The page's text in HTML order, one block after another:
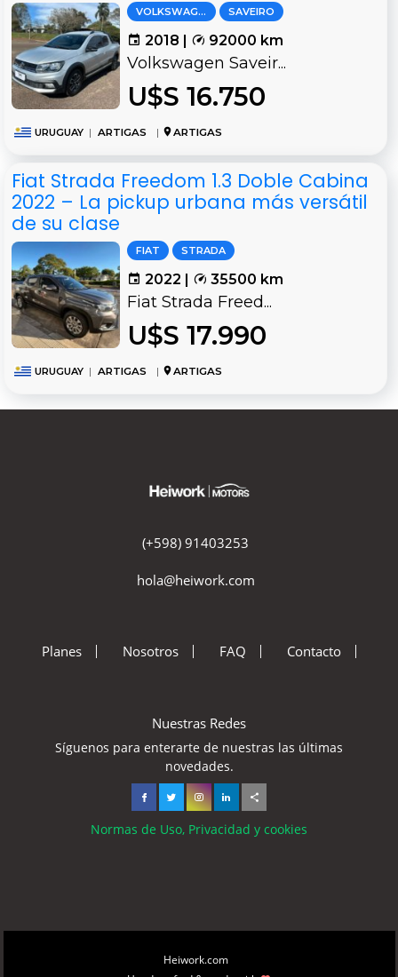
VOLKSWAGEN SAVEIRO
2018 | 92000 km
Volkswagen Saveir...
U$S 16.750
URUGUAY | ARTIGAS | ARTIGAS
Fiat Strada Freedom 1.3 Doble Cabina
2022 – La pickup urbana más versátil
de su clase
FIAT STRADA
2022 | 35500 km
Fiat Strada Freed...
U$S 17.990
URUGUAY | ARTIGAS | ARTIGAS
(+598) 91403253
hola@heiwork.com
Planes Nosotros FAQ Contacto
Nuestras Redes
Síguenos para enterarte de nuestras las últimas
novedades.
Normas de Uso, Privacidad y cookies
Heiwork.com